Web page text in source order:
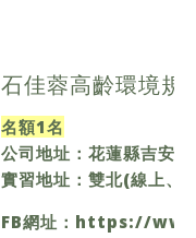
石佳蓉高齡環境規
名額1名
公司地址： 花蓮縣吉安
實習地址：雙北(線上、
FB網址： https://